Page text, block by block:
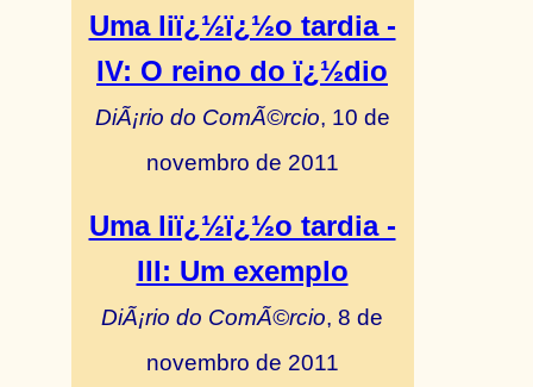
Uma liï¿½ï¿½o tardia -
IV: O reino do ï¿½dio
DiÃ¡rio do ComÃ©rcio, 10 de
novembro de 2011
Uma liï¿½ï¿½o tardia -
III: Um exemplo
DiÃ¡rio do ComÃ©rcio, 8 de
novembro de 2011